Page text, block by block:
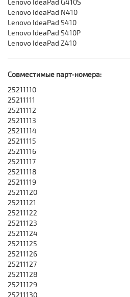
Lenovo IdeaPad G410S
Lenovo IdeaPad N410
Lenovo IdeaPad S410
Lenovo IdeaPad S410P
Lenovo IdeaPad Z410
Совместимые парт-номера:
25211110
25211111
25211112
25211113
25211114
25211115
25211116
25211117
25211118
25211119
25211120
25211121
25211122
25211123
25211124
25211125
25211126
25211127
25211128
25211129
25211130